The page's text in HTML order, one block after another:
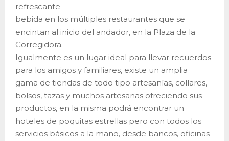
refrescante
bebida en los múltiples restaurantes que se
encintan al inicio del andador, en la Plaza de la
Corregidora.
Igualmente es un lugar ideal para llevar recuerdos
para los amigos y familiares, existe un amplia
gama de tiendas de todo tipo artesanías, collares,
bolsos, tazas y muchos artesanas ofreciendo sus
productos, en la misma podrá encontrar un
hoteles de poquitas estrellas pero con todos los
servicios básicos a la mano, desde bancos, oficinas